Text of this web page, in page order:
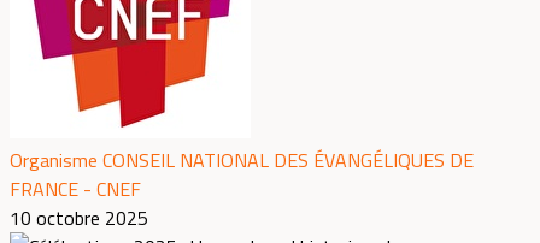
Organisme CONSEIL NATIONAL DES ÉVANGÉLIQUES DE
FRANCE - CNEF
10 octobre 2025